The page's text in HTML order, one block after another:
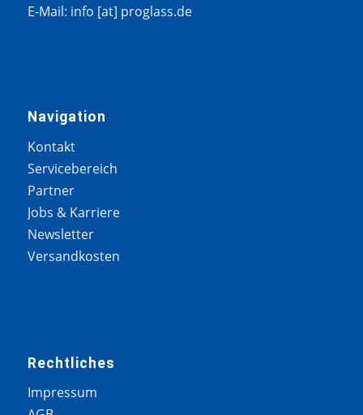
E-Mail: info [at] proglass.de
Navigation
Kontakt
Servicebereich
Partner
Jobs & Karriere
Newsletter
Versandkosten
Rechtliches
Impressum